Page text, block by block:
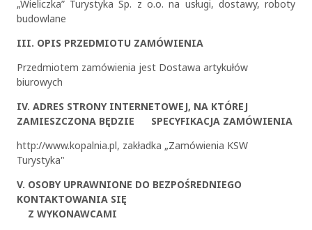
„Wieliczka” Turystyka Sp. z o.o. na usługi, dostawy, roboty
budowlane
III. OPIS PRZEDMIOTU ZAMÓWIENIA
Przedmiotem zamówienia jest Dostawa artykułów
biurowych
IV. ADRES STRONY INTERNETOWEJ, NA KTÓREJ
ZAMIESZCZONA BĘDZIE SPECYFIKACJA ZAMÓWIENIA
http://www.kopalnia.pl, zakładka „Zamówienia KSW
Turystyka"
V. OSOBY UPRAWNIONE DO BEZPOŚREDNIEGO
KONTAKTOWANIA SIĘ
Z WYKONAWCAMI